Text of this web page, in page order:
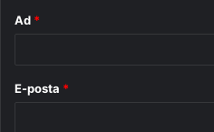
Ad *
E-posta *